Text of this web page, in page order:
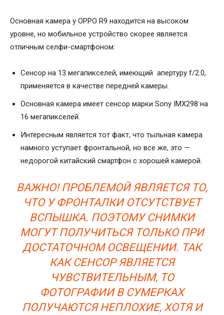
Основная камера у OPPO R9 находится на высоком
уровне, но мобильное устройство скорее является
отличным селфи-смартфоном:
Сенсор на 13 мегапикселей, имеющий апертуру f/2.0,
применяется в качестве передней камеры.
Основная камера имеет сенсор марки Sony IMX298 на
16 мегапикселей.
Интересным является тот факт, что тыльная камера
намного уступает фронтальной, но все же, это —
недорогой китайский смартфон с хорошей камерой.
ВАЖНО! ПРОБЛЕМОЙ ЯВЛЯЕТСЯ ТО,
ЧТО У ФРОНТАЛКИ ОТСУТСТВУЕТ
ВСПЫШКА. ПОЭТОМУ СНИМКИ
МОГУТ ПОЛУЧИТЬСЯ ТОЛЬКО ПРИ
ДОСТАТОЧНОМ ОСВЕЩЕНИИ. ТАК
КАК СЕНСОР ЯВЛЯЕТСЯ
ЧУВСТВИТЕЛЬНЫМ, ТО
ФОТОГРАФИИ В СУМЕРКАХ
ПОЛУЧАЮТСЯ НЕПЛОХИЕ, ХОТЯ И